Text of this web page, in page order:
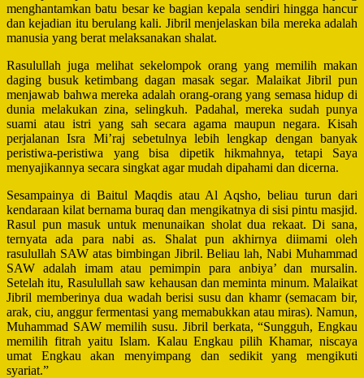
menghantamkan batu besar ke bagian kepala sendiri hingga hancur
dan kejadian itu berulang kali. Jibril menjelaskan bila mereka adalah
manusia yang berat melaksanakan shalat.
Rasulullah juga melihat sekelompok orang yang memilih makan
daging busuk ketimbang dagan masak segar. Malaikat Jibril pun
menjawab bahwa mereka adalah orang-orang yang semasa hidup di
dunia melakukan zina, selingkuh. Padahal, mereka sudah punya
suami atau istri yang sah secara agama maupun negara. Kisah
perjalanan Isra Mi’raj sebetulnya lebih lengkap dengan banyak
peristiwa-peristiwa yang bisa dipetik hikmahnya, tetapi Saya
menyajikannya secara singkat agar mudah dipahami dan dicerna.
Sesampainya di Baitul Maqdis atau Al Aqsho, beliau turun dari
kendaraan kilat bernama buraq dan mengikatnya di sisi pintu masjid.
Rasul pun masuk untuk menunaikan sholat dua rekaat. Di sana,
ternyata ada para nabi as. Shalat pun akhirnya diimami oleh
rasulullah SAW atas bimbingan Jibril. Beliau lah, Nabi Muhammad
SAW adalah imam atau pemimpin para anbiya’ dan mursalin.
Setelah itu, Rasulullah saw kehausan dan meminta minum. Malaikat
Jibril memberinya dua wadah berisi susu dan khamr (semacam bir,
arak, ciu, anggur fermentasi yang memabukkan atau miras). Namun,
Muhammad SAW memilih susu. Jibril berkata, “Sungguh, Engkau
memilih fitrah yaitu Islam. Kalau Engkau pilih Khamar, niscaya
umat Engkau akan menyimpang dan sedikit yang mengikuti
syariat.”